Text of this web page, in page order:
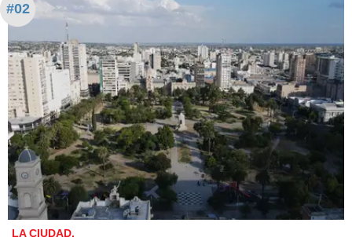
#02
LA CIUDAD.